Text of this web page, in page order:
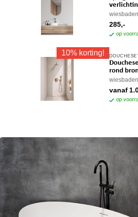
wiesbaden
285,-
op
10% korting!
rond
wiesbaden
vanaf
op
Dit
product
heeft
variaties.
gekozen